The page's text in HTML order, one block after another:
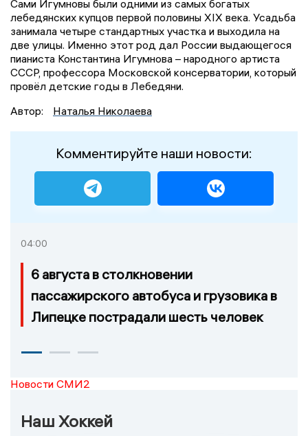
Сами Игумновы были одними из самых богатых
лебедянских купцов первой половины XIX века. Усадьба
занимала четыре стандартных участка и выходила на
две улицы. Именно этот род дал России выдающегося
пианиста Константина Игумнова – народного артиста
СССР, профессора Московской консерватории, который
провёл детские годы в Лебедяни.
Автор:
Наталья Николаева
Комментируйте наши новости:
04:00
6 августа в столкновении
пассажирского автобуса и грузовика в
Липецке пострадали шесть человек
Новости СМИ2
Наш Хоккей